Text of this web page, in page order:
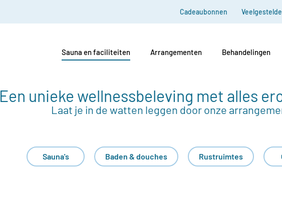
Cadeaubonnen
Sauna en faciliteiten Arrangementen Behandelingen
Een unieke wellnessbeleving met alles
Laat je in de watten leggen door onze
Sauna's Baden & douches Rustruimtes